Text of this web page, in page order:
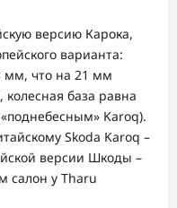
версию Карока,
варианта:
мм, что на 21 мм
база равна
Karoq).
Skoda Karoq –
версии Шкоды –
салон у Tharu